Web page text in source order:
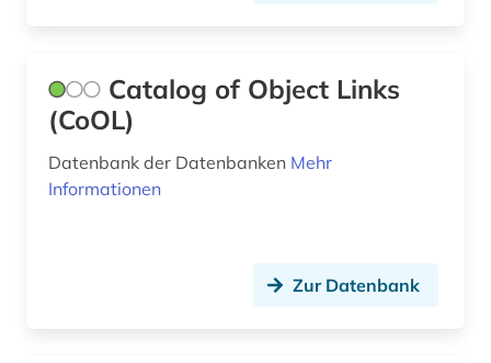
bildwissenschaft (2)
bioenergie (1)
Catalog of Object Links
(CoOL)
Datenbank der Datenbanken Mehr
Informationen
Zur Datenbank